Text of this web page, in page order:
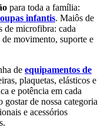
para toda a família:
infantis. Maiôs de
de microfibra: cada
movimento, suporte e
de equipamentos de
plaquetas, elásticos e
e potência em cada
gostar de nossa categoria
e acessórios